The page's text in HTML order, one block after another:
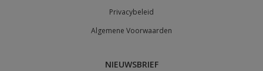
Privacybeleid
Algemene Voorwaarden
NIEUWSBRIEF